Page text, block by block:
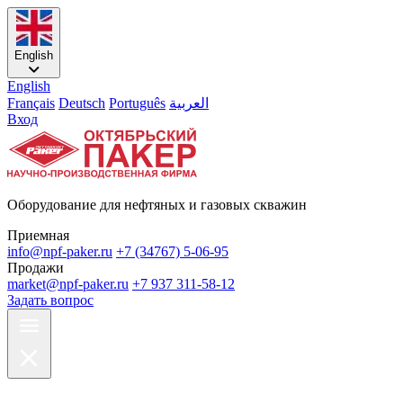
English
English
Français Deutsch Português العربية
Вход
Оборудование для нефтяных и газовых скважин
Приемная
info@npf-paker.ru +7 (34767) 5-06-95
Продажи
market@npf-paker.ru +7 937 311-58-12
Задать вопрос